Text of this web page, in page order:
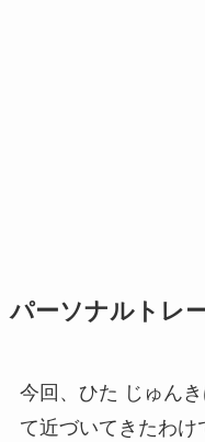
パーソナルトレ
今回、ひた じゅん
て近づいてきたわけ